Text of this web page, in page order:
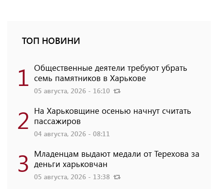
ТОП НОВИНИ
1 Общественные деятели требуют убрать
семь памятников в Харькове
05 августа, 2026 - 16:10
2 На Харьковщине осенью начнут считать
пассажиров
04 августа, 2026 - 08:11
3 Младенцам выдают медали от Терехова за
деньги харьковчан
05 августа, 2026 - 13:38